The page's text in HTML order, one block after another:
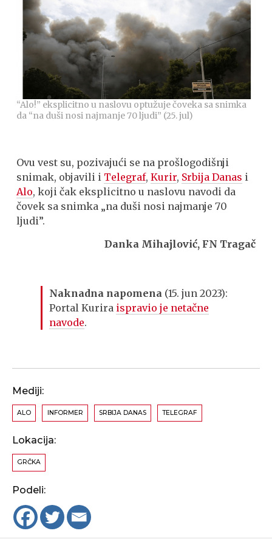
“Alo!” eksplicitno u naslovu optužuje čoveka sa snimka
da “na duši nosi najmanje 70 ljudi” (25. jul)
Ovu vest su, pozivajući se na prošlogodišnji
snimak, objavili i Telegraf,Kurir, Srbija Danas i
Alo, koji čak eksplicitno u naslovu navodi da
čovek sa snimka „na duši nosi najmanje 70
ljudi”.
Danka Mihajlović, FN Tragač
Naknadna napomena (15. jun 2023):
Portal Kurira ispravio je netačne
navode.
Mediji:
ALO INFORMER SRBIJA DANAS TELEGRAF
Lokacija:
GRČKA
Podeli: